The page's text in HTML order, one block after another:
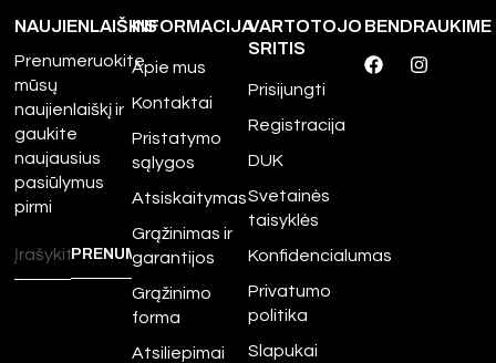
NAUJIENLAIŠKIS
Prenumeruokite
mūsų
naujienlaiškį ir
gaukite
naujausius
pasiūlymus
pirmi
INFORMACIJA
Apie mus
Kontaktai
Pristatymo
sąlygos
Atsiskaitymas
Grąžinimas ir
garantijos
Grąžinimo
forma
Atsiliepimai
VARTOTOJO
SRITIS
Prisijungti
Registracija
DUK
Svetainės
taisyklės
Konfidencialumas
Privatumo
politika
Slapukai
BENDRAUKIME